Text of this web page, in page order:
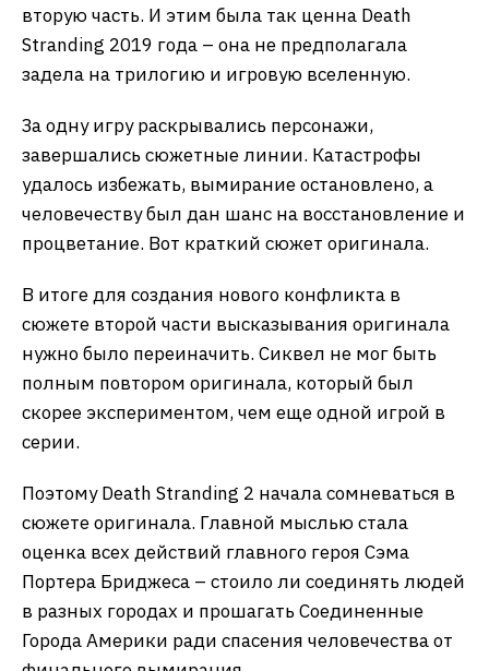
вторую часть. И этим была так ценна Death
Stranding 2019 года – она не предполагала
задела на трилогию и игровую вселенную.
За одну игру раскрывались персонажи,
завершались сюжетные линии. Катастрофы
удалось избежать, вымирание остановлено, а
человечеству был дан шанс на восстановление и
процветание. Вот краткий сюжет оригинала.
В итоге для создания нового конфликта в
сюжете второй части высказывания оригинала
нужно было переиначить. Сиквел не мог быть
полным повтором оригинала, который был
скорее экспериментом, чем еще одной игрой в
серии.
Поэтому Death Stranding 2 начала сомневаться в
сюжете оригинала. Главной мыслью стала
оценка всех действий главного героя Сэма
Портера Бриджеса – стоило ли соединять людей
в разных городах и прошагать Соединенные
Города Америки ради спасения человечества от